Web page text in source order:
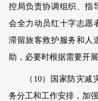
控局负责协调组织、指
会全力动员红十字志愿
滞留旅客救护服务和人
助，必要时根据需要开
（10）国家防灾
务分工和工作安排，加